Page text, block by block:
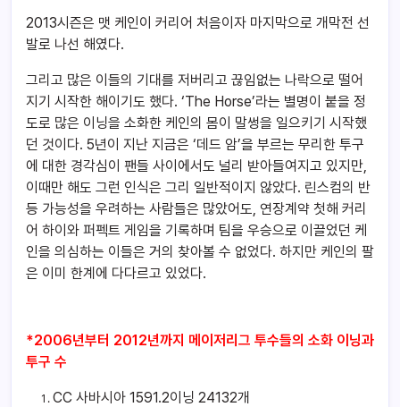
2013시즌은 맷 케인이 커리어 처음이자 마지막으로 개막전 선
발로 나선 해였다.
그리고 많은 이들의 기대를 저버리고 끊임없는 나락으로 떨어
지기 시작한 해이기도 했다. ‘The Horse’라는 별명이 붙을 정
도로 많은 이닝을 소화한 케인의 몸이 말썽을 일으키기 시작했
던 것이다. 5년이 지난 지금은 ‘데드 암’을 부르는 무리한 투구
에 대한 경각심이 팬들 사이에서도 널리 받아들여지고 있지만,
이때만 해도 그런 인식은 그리 일반적이지 않았다. 린스컴의 반
등 가능성을 우려하는 사람들은 많았어도, 연장계약 첫해 커리
어 하이와 퍼펙트 게임을 기록하며 팀을 우승으로 이끌었던 케
인을 의심하는 이들은 거의 찾아볼 수 없었다. 하지만 케인의 팔
은 이미 한계에 다다르고 있었다.
*2006년부터 2012년까지 메이저리그 투수들의 소화 이닝과
투구 수
CC 사바시아 1591.2이닝 24132개